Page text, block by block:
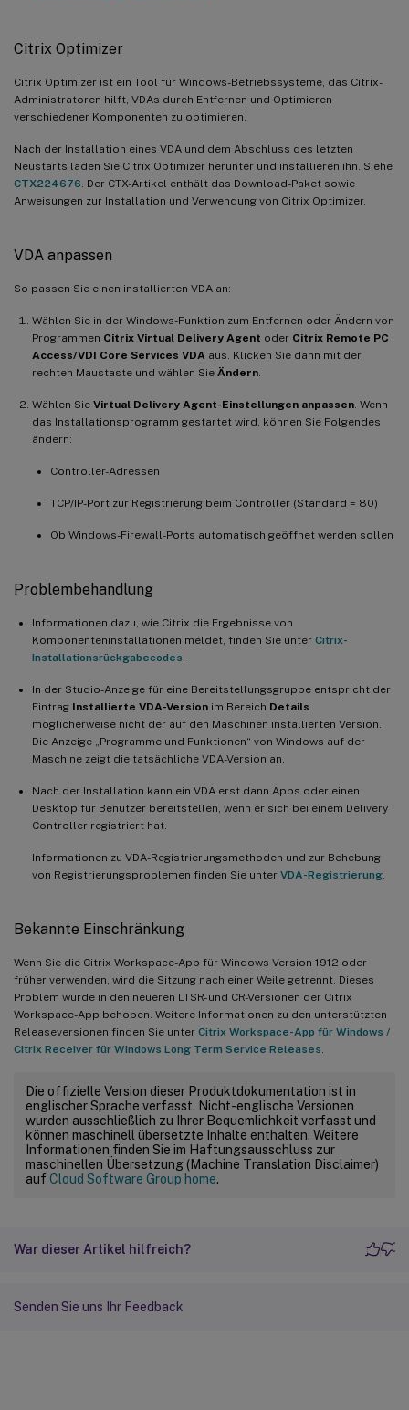
Citrix Optimizer
Citrix Optimizer ist ein Tool für Windows-Betriebssysteme, das Citrix-
Administratoren hilft, VDAs durch Entfernen und Optimieren
verschiedener Komponenten zu optimieren.
Nach der Installation eines VDA und dem Abschluss des letzten
Neustarts laden Sie Citrix Optimizer herunter und installieren ihn. Siehe
CTX224676 . Der CTX-Artikel enthält das Download-Paket sowie
Anweisungen zur Installation und Verwendung von Citrix Optimizer.
VDA anpassen
So passen Sie einen installierten VDA an:
Wählen Sie in der Windows-Funktion zum Entfernen oder Ändern von
Programmen Citrix Virtual Delivery Agent oder Citrix Remote PC
Access/VDI Core Services VDA aus. Klicken Sie dann mit der
rechten Maustaste und wählen Sie Ändern
Wählen Sie Virtual Delivery Agent-Einstellungen anpassen . Wenn
das Installationsprogramm gestartet wird, können Sie Folgendes
ändern:
Controller-Adressen
TCP/IP-Port zur Registrierung beim Controller (Standard = 80)
Ob Windows-Firewall-Ports automatisch geöffnet werden sollen
Problembehandlung
Informationen dazu, wie Citrix die Ergebnisse von
Komponenteninstallationen meldet, finden Sie unter Citrix-
Installationsrückgabecodes
In der Studio-Anzeige für eine Bereitstellungsgruppe entspricht der
Eintrag Installierte VDA-Version im Bereich Details
möglicherweise nicht der auf den Maschinen installierten Version.
Die Anzeige „Programme und Funktionen“ von Windows auf der
Maschine zeigt die tatsächliche VDA-Version an.
Nach der Installation kann ein VDA erst dann Apps oder einen
Desktop für Benutzer bereitstellen, wenn er sich bei einem Delivery
Controller registriert hat.
Informationen zu VDA-Registrierungsmethoden und zur Behebung
von Registrierungsproblemen finden Sie unter VDA-Registrierung
Bekannte Einschränkung
Wenn Sie die Citrix Workspace-App für Windows Version 1912 oder
früher verwenden, wird die Sitzung nach einer Weile getrennt. Dieses
Problem wurde in den neueren LTSR- und CR-Versionen der Citrix
Workspace-App behoben. Weitere Informationen zu den unterstützten
Releaseversionen finden Sie unter Citrix Workspace-App für Windows /
Citrix Receiver für Windows Long Term Service Releases
Die offizielle Version dieser Produktdokumentation ist in
englischer Sprache verfasst. Nicht-englische Versionen
wurden ausschließlich zu Ihrer Bequemlichkeit verfasst und
können maschinell übersetzte Inhalte enthalten. Weitere
Informationen finden Sie im Haftungsausschluss zur
maschinellen Übersetzung (Machine Translation Disclaimer)
auf Cloud Software Group home.
War dieser Artikel hilfreich?
Senden Sie uns Ihr Feedback